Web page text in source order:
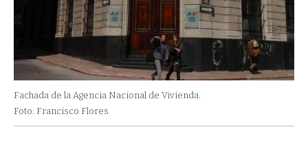
Fachada de la Agencia Nacional de Vivienda.
Foto: Francisco Flores